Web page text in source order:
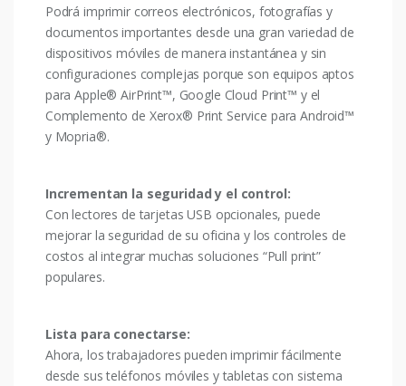
Podrá imprimir correos electrónicos, fotografías y
documentos importantes desde una gran variedad de
dispositivos móviles de manera instantánea y sin
configuraciones complejas porque son equipos aptos
para Apple® AirPrint™, Google Cloud Print™ y el
Complemento de Xerox® Print Service para Android™
y Mopria®.
Incrementan la seguridad y el control:
Con lectores de tarjetas USB opcionales, puede
mejorar la seguridad de su oficina y los controles de
costos al integrar muchas soluciones “Pull print”
populares.
Lista para conectarse:
Ahora, los trabajadores pueden imprimir fácilmente
desde sus teléfonos móviles y tabletas con sistema